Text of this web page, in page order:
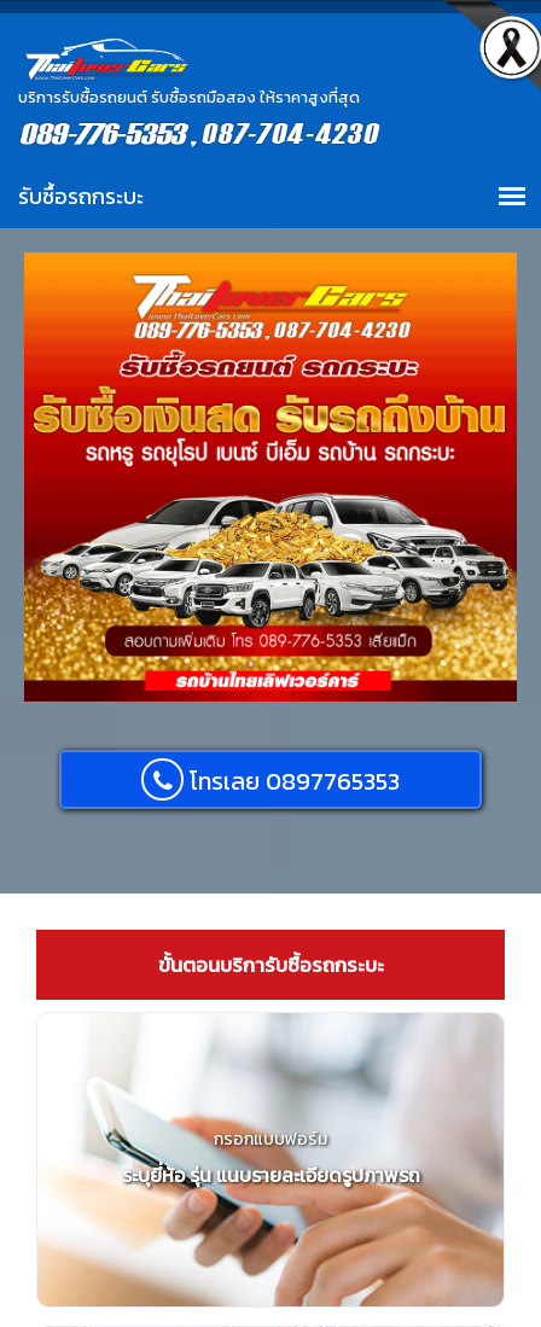
บริการรับซื้อรถยนต์ รับซื้อรถมือสอง ให้ราคาสูงที่สุด
โทรเลย 0897765353
ขั้นตอนบริการับซื้อรถกระบะ
กรอกแบบฟอร์ม
ระบุยี่ห้อ รุ่น แนบรายละเอียดรูปภาพรถ